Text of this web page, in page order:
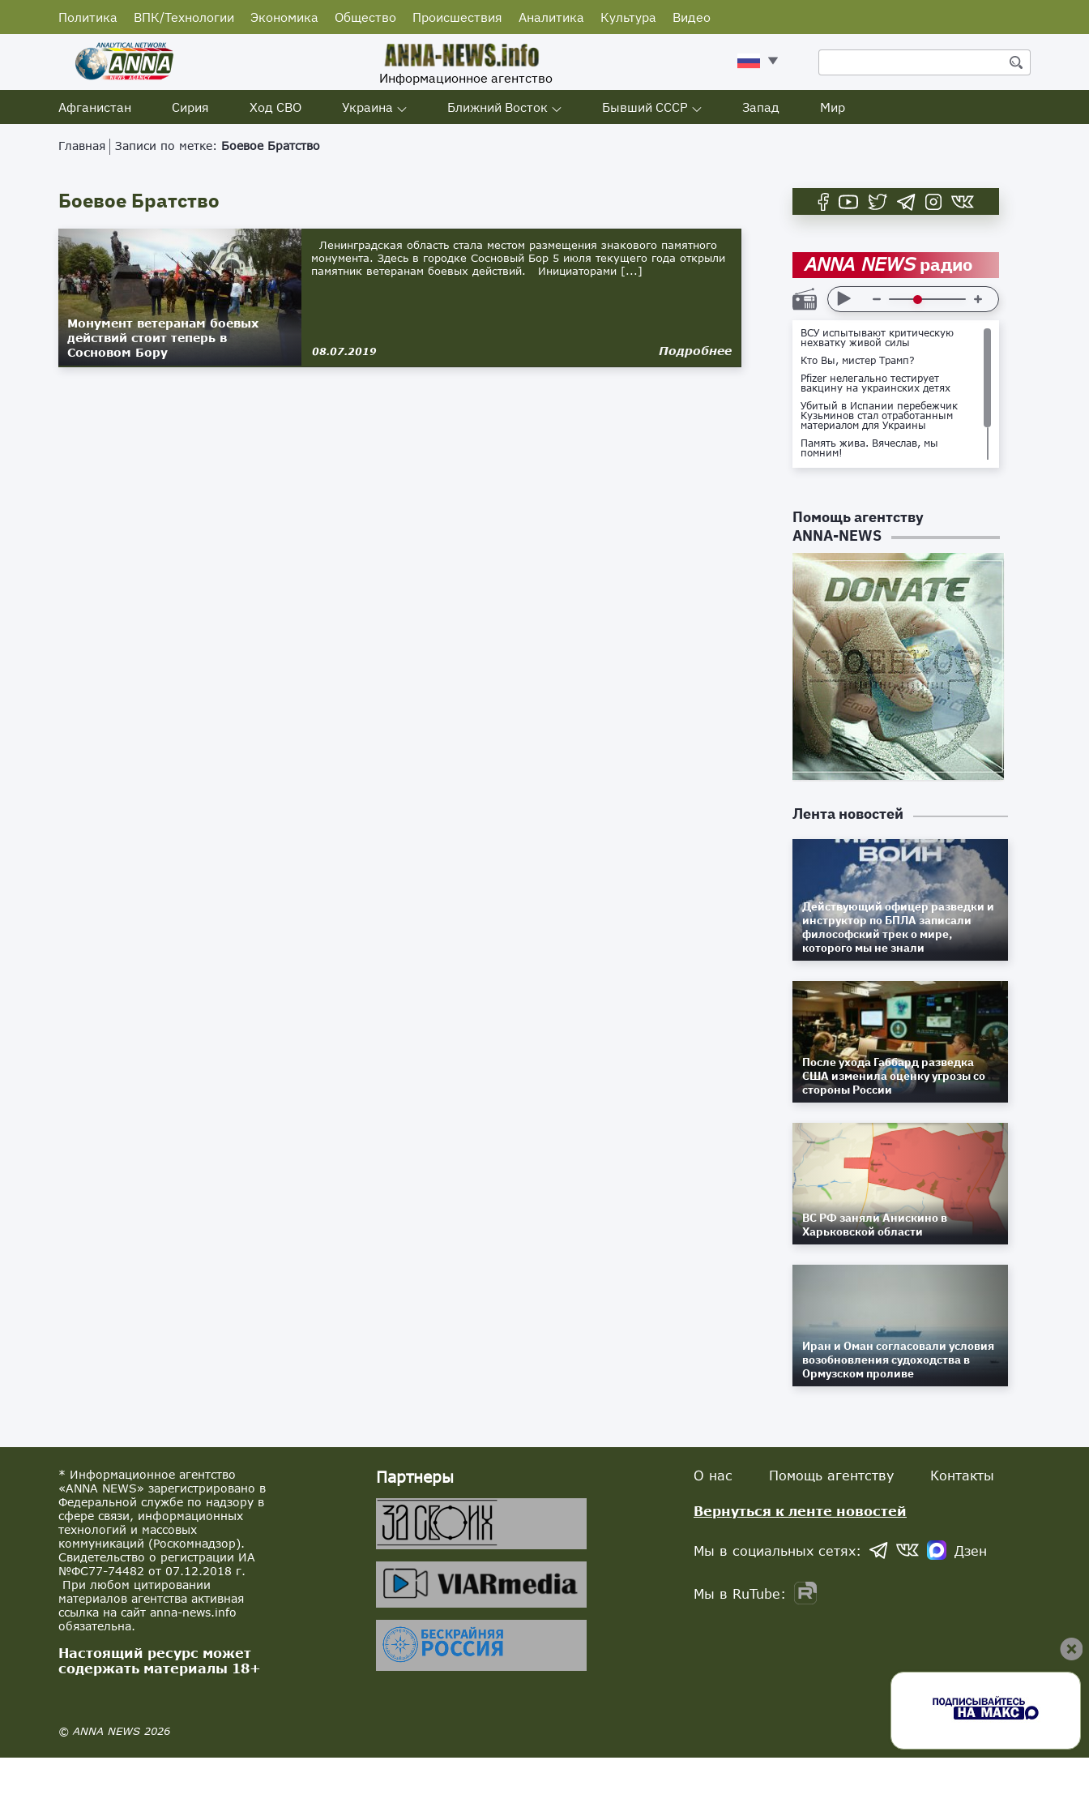
Политика ВПК/Технологии Экономика Общество Происшествия Аналитика Культура Видео
Информационное агентство
Афганистан
Сирия Ход СВО Украина Ближний Восток Бывший СССР Запад Мир
Главная Записи по метке: Боевое Братство
Боевое Братство
Монумент ветеранам боевых
действий стоит теперь в
Сосновом Бору
Ленинградская область стала местом размещения знакового памятного
монумента. Здесь в городке Сосновый Бор 5 июля текущего года открыли
памятник ветеранам боевых действий. Инициаторами [...]
08.07.2019 Подробнее
ANNA NEWSрадио
ВСУ испытывают критическую
нехватку живой силы
Кто Вы, мистер Трамп?
Pfizer нелегально тестирует
вакцину на украинских детях
Убитый в Испании перебежчик
Кузьминов стал отработанным
материалом для Украины
Память жива. Вячеслав, мы
помним!
Не доставайся ты никому!
Помощь агентству
ANNA-NEWS
Лента новостей
Действующий офицер разведки и
инструктор по БПЛА записали
философский трек о мире,
которого мы не знали
После ухода Габбард разведка
США изменила оценку угрозы со
стороны России
ВС РФ заняли Анискино в
Харьковской области
Иран и Оман согласовали условия
возобновления судоходства в
Ормузском проливе
* Информационное агентство
«ANNA NEWS» зарегистрировано в
Федеральной службе по надзору в
сфере связи, информационных
технологий и массовых
коммуникаций (Роскомнадзор).
Свидетельство о регистрации ИА
№ФС77-74482 от 07.12.2018 г.
При любом цитировании
материалов агентства активная
ссылка на сайт anna-news.info
обязательна.
Настоящий ресурс может
содержать материалы 18+
© ANNA NEWS 2026
Партнеры О нас Помощь агентству Контакты
Вернуться к ленте новостей
Мы в социальных сетях: Дзен
Мы в RuTube: